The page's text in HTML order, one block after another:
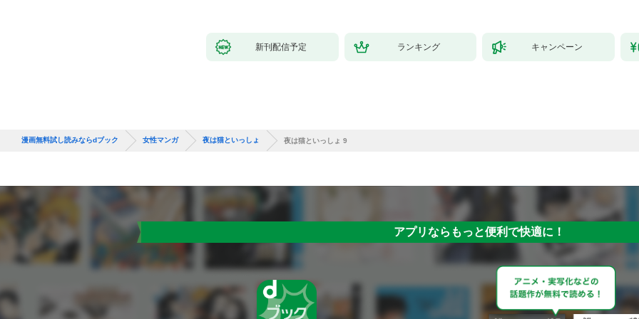
新刊配信予定 ランキング キャンペーン
漫画無料試し読みならdブック 女性マンガ 夜は猫といっしょ 夜は猫といっしょ 9
アプリならもっと便利で快適に！